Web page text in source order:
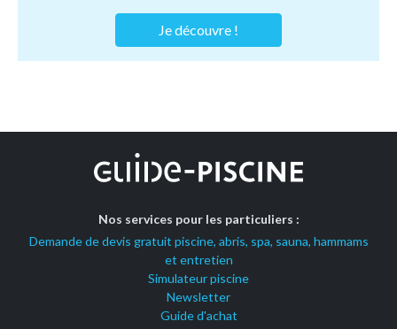
Je découvre !
Nos services pour les particuliers :
Demande de devis gratuit piscine, abris, spa, sauna, hammams
et entretien
Simulateur piscine
Newsletter
Guide d'achat